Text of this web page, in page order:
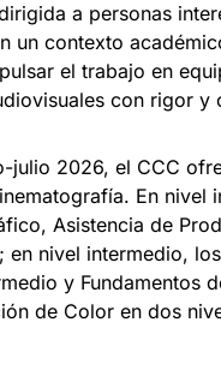
a personas
un contexto
el trabajo en
con rigor y
julio 2026, el CCC
En nivel
Asistencia de
en nivel intermedio,
y Fundamentos
de Color en dos